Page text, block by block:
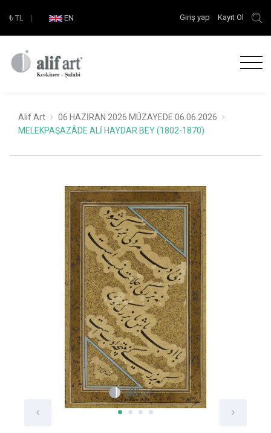
₺ TL | EN Giriş yap Kayıt Ol
Alif Art
06 HAZİRAN 2026 MÜZAYEDE 06.06.2026
MELEKPAŞAZÂDE ALİ HAYDAR BEY (1802-1870)